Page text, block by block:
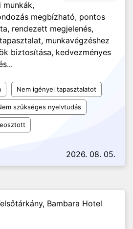
munkák,
megbízható, pontos
rendezett megjelenés,
munkavégzéshez
biztosítása, kedvezményes
Nem igényel tapasztalatot
szükséges nyelvtudás
2026. 08. 05.
Bambara Hotel